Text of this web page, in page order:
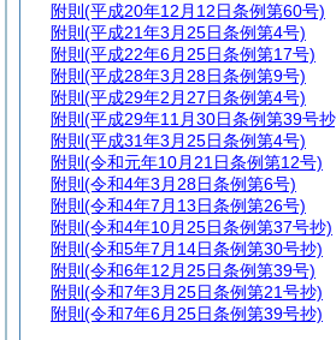
附則 (平成20年12月12日条例第60号)
附則 (平成21年3月25日条例第4号)
附則 (平成22年6月25日条例第17号)
附則 (平成28年3月28日条例第9号)
附則 (平成29年2月27日条例第4号)
附則 (平成29年11月30日条例第39号
附則 (平成31年3月25日条例第4号)
附則 (令和元年10月21日条例第12号)
附則 (令和4年3月28日条例第6号)
附則 (令和4年7月13日条例第26号)
附則 (令和4年10月25日条例第37号抄)
附則 (令和5年7月14日条例第30号抄)
附則 (令和6年12月25日条例第39号)
附則 (令和7年3月25日条例第21号抄)
附則 (令和7年6月25日条例第39号抄)